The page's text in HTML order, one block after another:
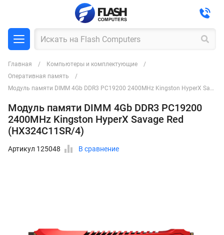
Главная
Компьютеры и комплектующие
Оперативная память
Модуль памяти DIMM 4Gb DDR3 PC19200 2400MHz Kingston HyperX Savage Red (HX324C11SR/4)
Модуль памяти DIMM 4Gb DDR3 PC19200
2400MHz Kingston HyperX Savage Red
(HX324C11SR/4)
Артикул 125048 В сравнение